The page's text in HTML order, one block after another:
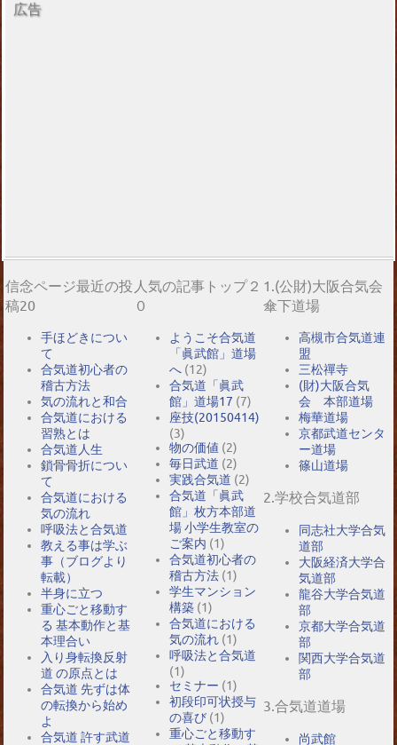
広告
信念ページ最近の投
稿20
手ほどきについ
て
合気道初心者の
稽古方法
気の流れと和合
合気道における
習熟とは
合気道人生
鎖骨骨折につい
て
合気道における
気の流れ
呼吸法と合気道
教える事は学ぶ
事（ブログより
転載）
半身に立つ
重心ごと移動す
る 基本動作と基
本理合い
入り身転換反射
道 の原点とは
合気道 先ずは体
の転換から始め
よ
合気道 許す武道
人気の記事トップ２
０
ようこそ合気道
「眞武館」道場
へ (12)
合気道「眞武
館」道場17 (7)
座技(20150414)
(3)
物の価値 (2)
毎日武道 (2)
実践合気道 (2)
合気道「眞武
館」枚方本部道
場 小学生教室の
ご案内 (1)
合気道初心者の
稽古方法 (1)
学生マンション
構築 (1)
合気道における
気の流れ (1)
呼吸法と合気道
(1)
セミナー (1)
初段印可状授与
の喜び (1)
重心ごと移動す
1.(公財)大阪合気会
傘下道場
高槻市合気道連
盟
三松禪寺
(財)大阪合気
会 本部道場
梅華道場
京都武道センタ
ー道場
篠山道場
2.学校合気道部
同志社大学合気
道部
大阪経済大学合
気道部
龍谷大学合気道
部
京都大学合気道
部
関西大学合気道
部
3.合気道道場
尚武館